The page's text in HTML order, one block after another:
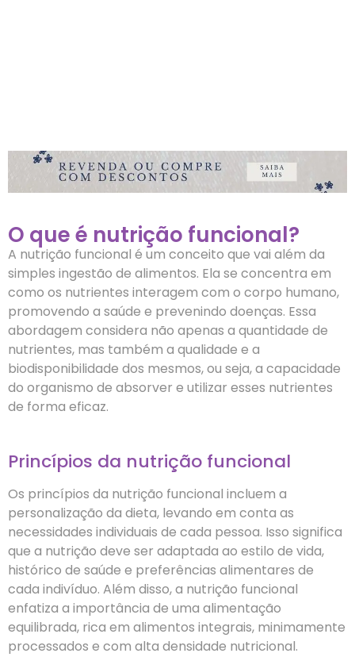
O que é nutrição funcional?
A nutrição funcional é um conceito que vai além da
simples ingestão de alimentos. Ela se concentra em
como os nutrientes interagem com o corpo humano,
promovendo a saúde e prevenindo doenças. Essa
abordagem considera não apenas a quantidade de
nutrientes, mas também a qualidade e a
biodisponibilidade dos mesmos, ou seja, a capacidade
do organismo de absorver e utilizar esses nutrientes
de forma eficaz.
Princípios da nutrição funcional
Os princípios da nutrição funcional incluem a
personalização da dieta, levando em conta as
necessidades individuais de cada pessoa. Isso significa
que a nutrição deve ser adaptada ao estilo de vida,
histórico de saúde e preferências alimentares de
cada indivíduo. Além disso, a nutrição funcional
enfatiza a importância de uma alimentação
equilibrada, rica em alimentos integrais, minimamente
processados e com alta densidade nutricional.